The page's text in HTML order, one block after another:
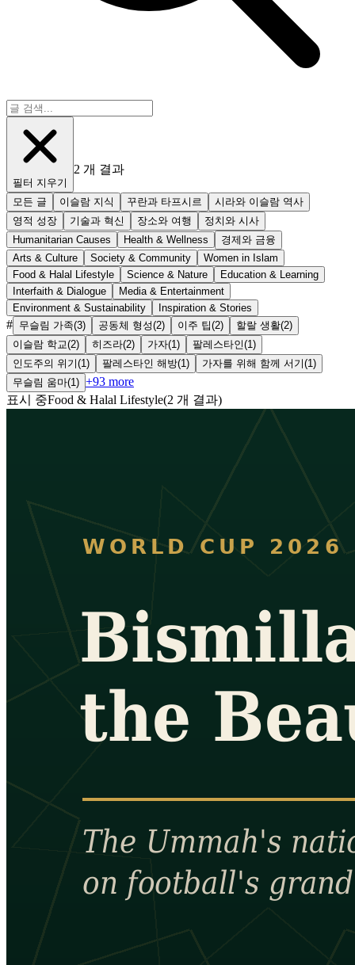
필터 지우기
2 개 결과
모든 글 이슬람 지식 꾸란과 타프시르
시라와 이슬람 역사
영적 성장
기술과 혁신 장소와 여행
정치와 시사
Humanitarian Causes
Health & Wellness
경제와 금융
Arts & Culture
Society & Community
Women in Islam
Food & Halal Lifestyle
Science & Nature
Education & Learning
Interfaith & Dialogue
Media & Entertainment
Environment & Sustainability
Inspiration & Stories
# 무슬림 가족(3) 공동체 형성(2) 이주 팁(2) 할랄 생활(2)
이슬람 학교(2) 히즈라(2) 가자(1 ) 팔레스타인(1 )
인도주의 위기(1 ) 팔레스타인 해방(1 ) 가자를 위해 함께 서기(1 )
무슬림 움마(1 ) +93 more
표시 중Food & Halal Lifestyle(2 개 결과)